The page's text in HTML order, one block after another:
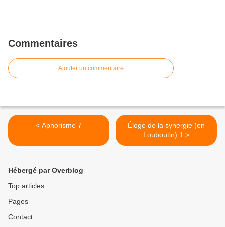
Commentaires
Ajouter un commentaire
< Aphorisme 7
Éloge de la synergie (en
Louboutin) 1 >
Hébergé par Overblog
Top articles
Pages
Contact